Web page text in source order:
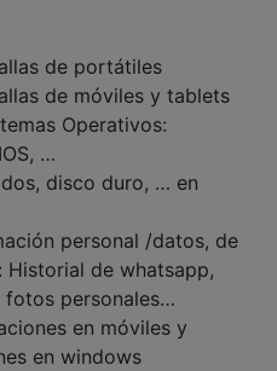
de portátiles
de móviles y tablets
Operativos:
…
disco duro, … en
personal /datos, de
Historial de whatsapp,
personales…
en móviles y
en windows